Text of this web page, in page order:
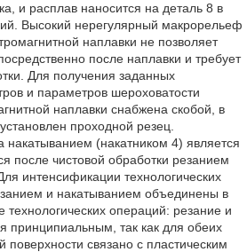
и расплав наносится на деталь 8 в
Высокий нерегулярный макрорельеф
наплавки не позволяет
после наплавки и требует
Для получения заданных
и параметров шероховатости
наплавки снабжена скобой, в
проходной резец.
(накатником 4) является
после чистовой обработки резанием
интенсификации технологических
и накатыванием объединены в
операций: резание и
принципиальным, так как для обеих
поверхности связано с пластическим